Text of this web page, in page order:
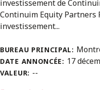
investissement de
Continuim Equity Partners
investissement...
BUREAU PRINCIPAL:
DATE ANNONCÉE: 17
VALEUR: --